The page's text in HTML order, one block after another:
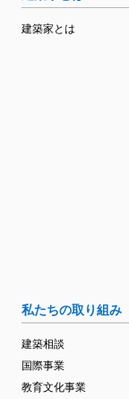
建築家とは
私たちの取り組み
建築相談
国際事業
教育文化事業